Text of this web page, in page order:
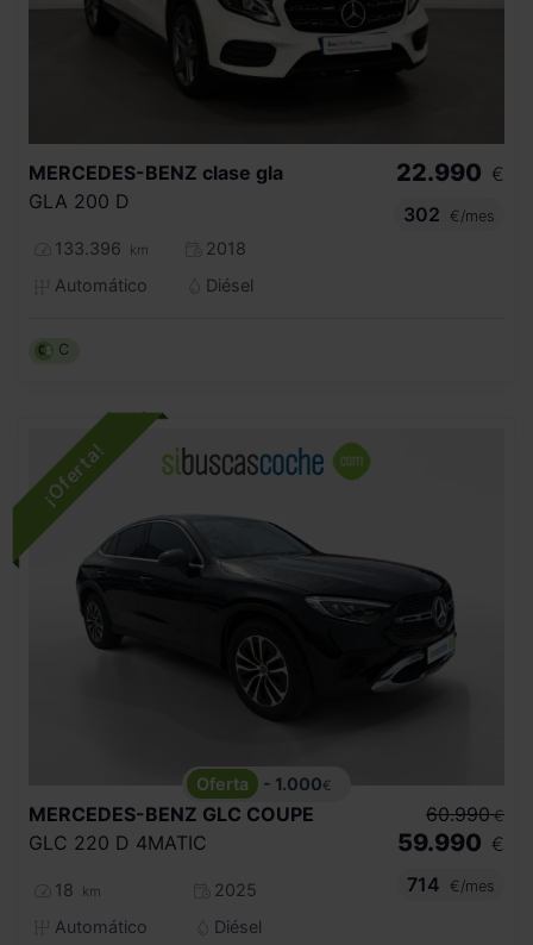
MERCEDES-BENZ clase gla
GLA 200 D
133.396 km
2018
Automático
Diésel
22.990 €
302
€/mes
C
- 1.000€
MERCEDES-BENZ GLC COUPE
GLC 220 D 4MATIC
18 km
2025
Automático
Diésel
60.990 €
59.990 €
714
€/mes